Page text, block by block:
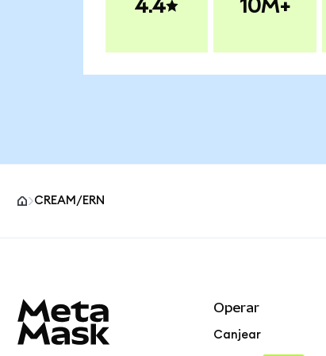
4.4 10M+
CREAM/ERN
Operar
Canjear